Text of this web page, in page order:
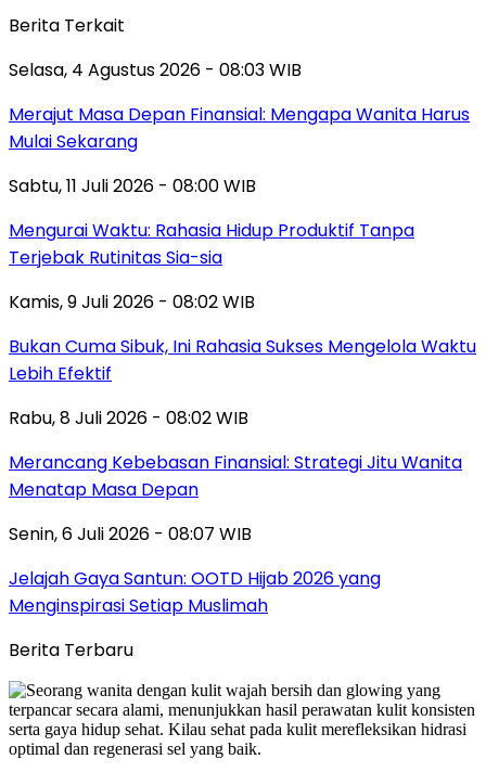
Berita Terkait
Selasa, 4 Agustus 2026 - 08:03 WIB
Merajut Masa Depan Finansial: Mengapa Wanita Harus
Mulai Sekarang
Sabtu, 11 Juli 2026 - 08:00 WIB
Mengurai Waktu: Rahasia Hidup Produktif Tanpa
Terjebak Rutinitas Sia-sia
Kamis, 9 Juli 2026 - 08:02 WIB
Bukan Cuma Sibuk, Ini Rahasia Sukses Mengelola Waktu
Lebih Efektif
Rabu, 8 Juli 2026 - 08:02 WIB
Merancang Kebebasan Finansial: Strategi Jitu Wanita
Menatap Masa Depan
Senin, 6 Juli 2026 - 08:07 WIB
Jelajah Gaya Santun: OOTD Hijab 2026 yang
Menginspirasi Setiap Muslimah
Berita Terbaru